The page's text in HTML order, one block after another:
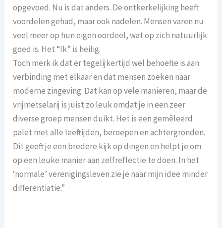
opgevoed. Nu is dat anders. De ontkerkelijking heeft
voordelen gehad, maar ook nadelen. Mensen varen nu
veel meer op hun eigen oordeel, wat op zich natuurlijk
goed is. Het “Ik” is heilig.
Toch merk ik dat er tegelijkertijd wel behoefte is aan
verbinding met elkaar en dat mensen zoeken naar
moderne zingeving. Dat kan op vele manieren, maar de
vrijmetselarij is juist zo leuk omdat je in een zeer
diverse groep mensen duikt. Het is een gemêleerd
palet met alle leeftijden, beroepen en achtergronden.
Dit geeft je een bredere kijk op dingen en helpt je om
op een leuke manier aan zelfreflectie te doen. In het
‘normale’ verenigingsleven zie je naar mijn idee minder
differentiatie.”